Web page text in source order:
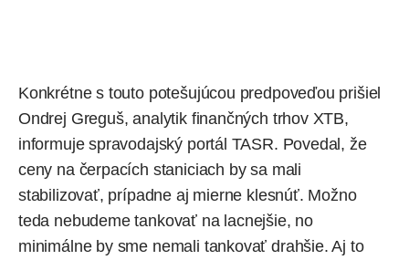
Konkrétne s touto potešujúcou predpoveďou prišiel
Ondrej Greguš, analytik finančných trhov XTB,
informujespravodajský portál TASR. Povedal, že
ceny na čerpacích staniciach by sa mali
stabilizovať, prípadne aj mierne klesnúť. Možno
teda nebudeme tankovať na lacnejšie, no
minimálne by sme nemali tankovať drahšie. Aj to